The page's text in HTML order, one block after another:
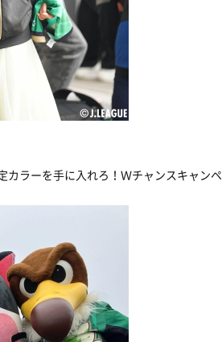
ラーを手に入れろ！Ｗチャンスキャンペ